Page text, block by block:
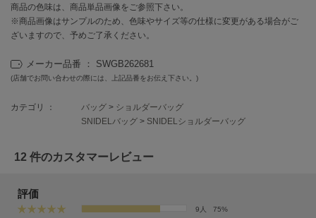
emmi
エミ
エミ アトリエ
エミヨガ
商品の色味は、商品単品画像をご参照下さい。
※商品画像はサンプルのため、色味やサイズ等の仕様に変更がある場合がご
ざいますので、予めご了承ください。
メーカー品番 ： SWGB262681
(店舗でお問い合わせの際には、上記品番をお伝え下さい。)
カテゴリ ： バッグ > ショルダーバッグ
SNIDELバッグ > SNIDELショルダーバッグ
12 件のカスタマーレビュー
評価
9人
75%